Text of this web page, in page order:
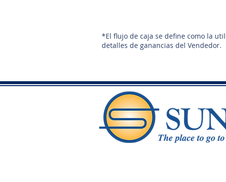
*El flujo de caja se define como la
detalles de ganancias del Vendedor.